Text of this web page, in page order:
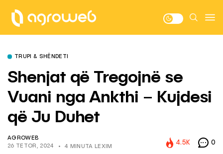
TRUPI & SHËNDETI
Shenjat që Tregojnë se
Vuani nga Ankthi – Kujdesi
që Ju Duhet
AGROWEB
26 TETOR, 2024
4 MINUTA LEXIM
4.5K 0